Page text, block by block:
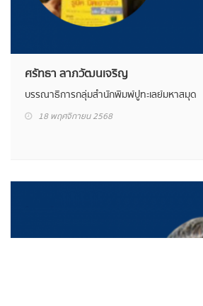
ศรัทธา ลาภวัฒนเจริญ
บรรณาธิการกลุ่มสำนักพิมพ์ปูทะเลย์มหาสมุด
18 พฤศจิกายน 2568